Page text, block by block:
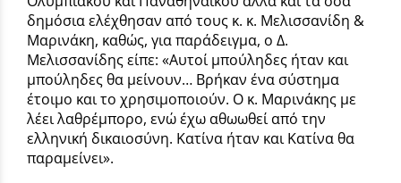
δημόσια ελέχθησαν από τους κ. κ. Μελισσανίδη &
Μαρινάκη, καθώς, για παράδειγμα, ο Δ.
Μελισσανίδης είπε: «Αυτοί μπούληδες ήταν και
μπούληδες θα μείνουν… Βρή­καν ένα σύστημα
έτοιμο και το χρησιμοποιούν. Ο κ. Μαρινάκης με
λέει λαθρέ­μπορο, ενώ έχω αθωωθεί από την
ελληνική δικαιοσύνη. Κατίνα ήταν και Κατίνα θα
παραμείνει».